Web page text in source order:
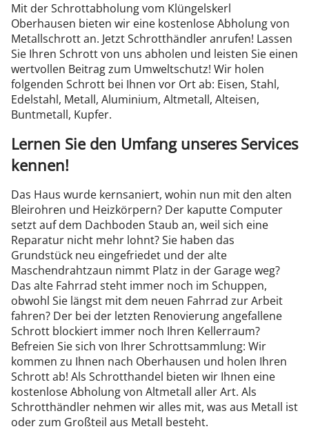
Mit der Schrottabholung vom Klüngelskerl
Oberhausen bieten wir eine kostenlose Abholung von
Metallschrott an. Jetzt Schrotthändler anrufen! Lassen
Sie Ihren Schrott von uns abholen und leisten Sie einen
wertvollen Beitrag zum Umweltschutz! Wir holen
folgenden Schrott bei Ihnen vor Ort ab: Eisen, Stahl,
Edelstahl, Metall, Aluminium, Altmetall, Alteisen,
Buntmetall, Kupfer.
Lernen Sie den Umfang unseres Services
kennen!
Das Haus wurde kernsaniert, wohin nun mit den alten
Bleirohren und Heizkörpern? Der kaputte Computer
setzt auf dem Dachboden Staub an, weil sich eine
Reparatur nicht mehr lohnt? Sie haben das
Grundstück neu eingefriedet und der alte
Maschendrahtzaun nimmt Platz in der Garage weg?
Das alte Fahrrad steht immer noch im Schuppen,
obwohl Sie längst mit dem neuen Fahrrad zur Arbeit
fahren? Der bei der letzten Renovierung angefallene
Schrott blockiert immer noch Ihren Kellerraum?
Befreien Sie sich von Ihrer Schrottsammlung: Wir
kommen zu Ihnen nach Oberhausen und holen Ihren
Schrott ab! Als Schrotthandel bieten wir Ihnen eine
kostenlose Abholung von Altmetall aller Art. Als
Schrotthändler nehmen wir alles mit, was aus Metall ist
oder zum Großteil aus Metall besteht.